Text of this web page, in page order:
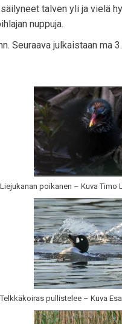
talven yli ja vielä
nuppuja.
Seuraava julkaistaan ma
Liejukanan poikanen – Kuva Timo
Telkkäkoiras pullistelee – Kuva